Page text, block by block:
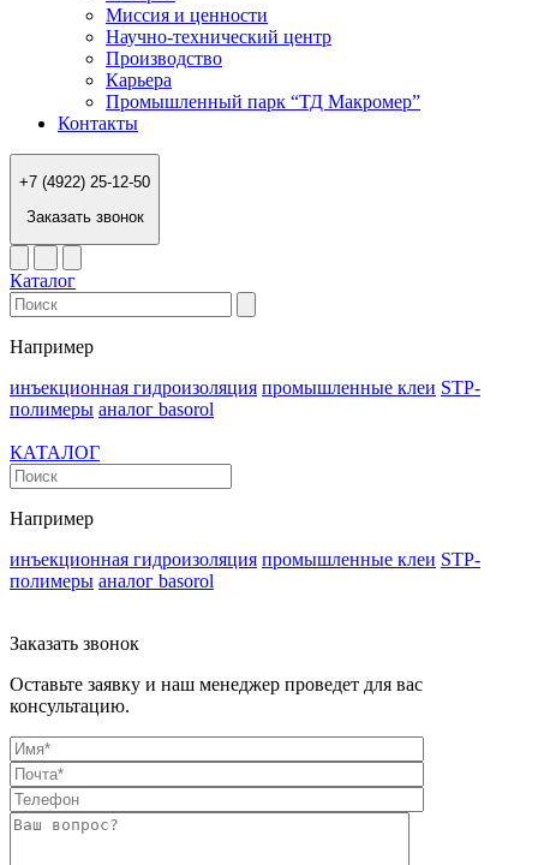
Миссия и ценности
Научно-технический центр
Производство
Карьера
Промышленный парк “ТД Макромер”
Контакты
+7 (4922) 25-12-50
Заказать звонок
Каталог
Например
инъекционная гидроизоляция промышленные клеи STP-
полимеры аналог basorol
КАТАЛОГ
Например
инъекционная гидроизоляция промышленные клеи STP-
полимеры аналог basorol
Заказать звонок
Оставьте заявку и наш менеджер проведет для вас
консультацию.